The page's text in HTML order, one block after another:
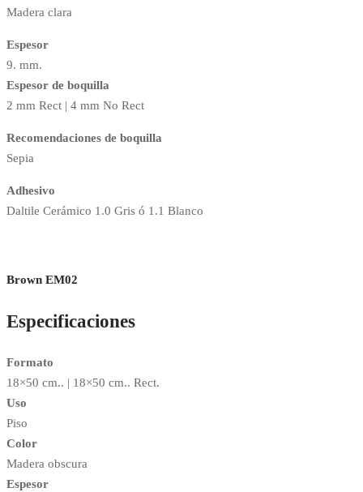
Madera clara
Espesor
9. mm.
Espesor de boquilla
2 mm Rect | 4 mm No Rect
Recomendaciones de boquilla
Sepia
Adhesivo
Daltile Cerámico 1.0 Gris ó 1.1 Blanco
Brown EM02
Especificaciones
Formato
18×50 cm.. | 18×50 cm.. Rect.
Uso
Piso
Color
Madera obscura
Espesor